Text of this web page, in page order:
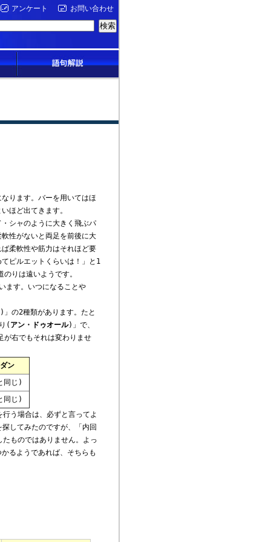
アンケート お問い合わせ
ります。バーを用いてはほ
ほど出てきます。
シャのように大きく飛ぶパ
軟性がないと両足を前後に大
柔軟性や筋力はそれほど要
ピルエットくらいは！」と1
りは遠いようです。
ます。いつになることや
)」の2種類があります。たと
( アン・ドゥオール)」で、
が右でもそれは変わりませ
ン
同じ)
同じ)
う場合は、必ずと言ってよ
してみたのですが、「内回
ものではありません。よっ
るようであれば、そちらも